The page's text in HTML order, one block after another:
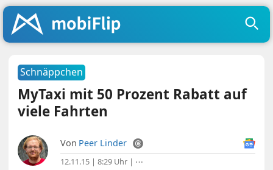
Schnäppchen
MyTaxi mit 50 Prozent Rabatt auf
viele Fahrten
Von Peer Linder
12.11.15 | 8:29 Uhr | ⋯